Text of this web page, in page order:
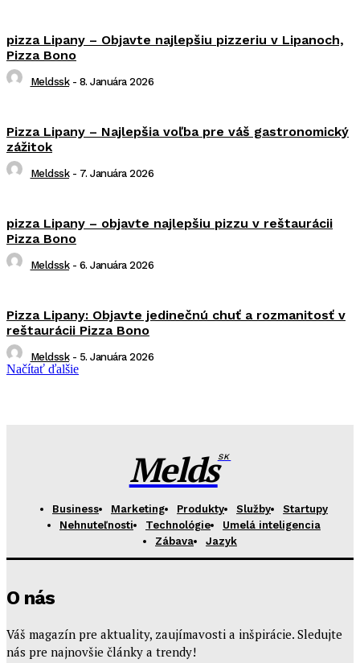
pizza Lipany – Objavte najlepšiu pizzeriu v Lipanoch,
Pizza Bono
Meldssk - 8. Januára 2026
Pizza Lipany – Najlepšia voľba pre váš gastronomický
zážitok
Meldssk - 7. Januára 2026
pizza Lipany – objavte najlepšiu pizzu v reštaurácii
Pizza Bono
Meldssk - 6. Januára 2026
Pizza Lipany: Objavte jedinečnú chuť a rozmanitosť v
reštaurácii Pizza Bono
Meldssk - 5. Januára 2026
Načítať ďalšie
MeldsSK
Business Marketing Produkty Služby
Startupy
Nehnuteľnosti
Technológie
Umelá inteligencia
Zábava
Jazyk
O nás
Váš magazín pre aktuality, zaujímavosti a inšpirácie. Sledujte
nás pre najnovšie články a trendy!